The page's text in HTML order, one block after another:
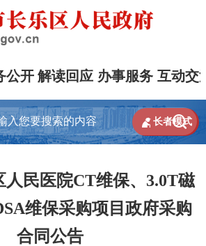
公开 解读回应 办事服务 互动交

 长者模式
人民医院CT维保、3.0T磁
维保采购项目政府采购
合同公告